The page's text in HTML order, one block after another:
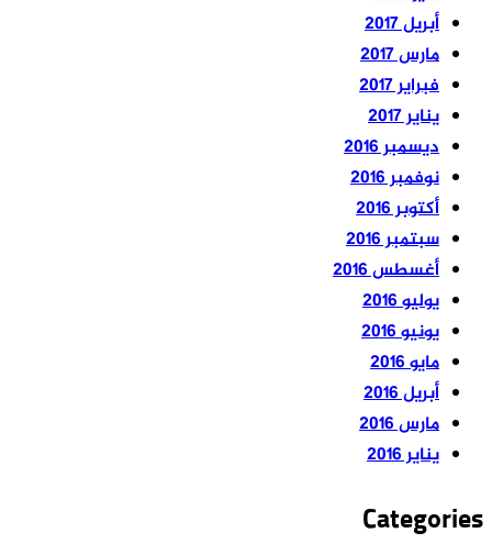
أبريل 2017
مارس 2017
فبراير 2017
يناير 2017
ديسمبر 2016
نوفمبر 2016
أكتوبر 2016
سبتمبر 2016
أغسطس 2016
يوليو 2016
يونيو 2016
مايو 2016
أبريل 2016
مارس 2016
يناير 2016
Categories